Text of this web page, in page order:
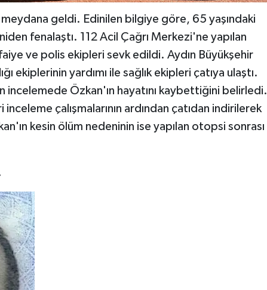
geldi. Edinilen bilgiye göre, 65 yaşındaki
fenalaştı. 112 Acil Çağrı Merkezi'ne yapılan
ve polis ekipleri sevk edildi. Aydın Büyükşehir
ekiplerinin yardımı ile sağlık ekipleri çatıya ulaştı.
incelemede Özkan'ın hayatını kaybettiğini belirledi.
çalışmalarının ardından çatıdan indirilerek
kesin ölüm nedeninin ise yapılan otopsi sonrası